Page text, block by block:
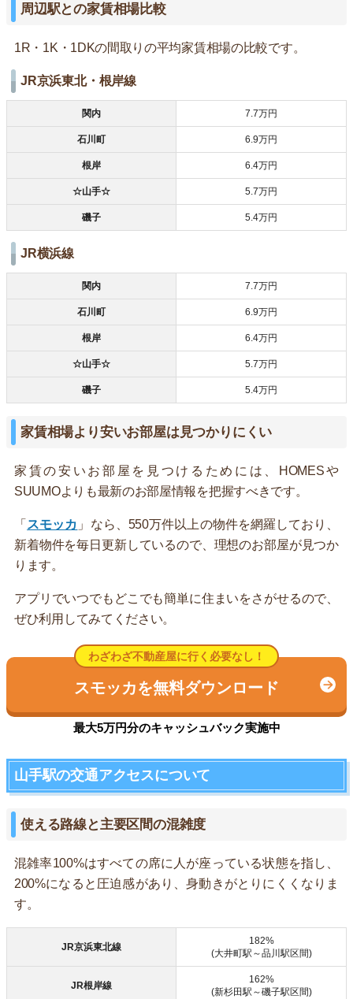
周辺駅との家賃相場比較
1R・1K・1DKの間取りの平均家賃相場の比較です。
JR京浜東北・根岸線
関内 7.7万円
石川町 6.9万円
根岸 6.4万円
☆山手☆ 5.7万円
磯子 5.4万円
JR横浜線
関内 7.7万円
石川町 6.9万円
根岸 6.4万円
☆山手☆ 5.7万円
磯子 5.4万円
家賃相場より安いお部屋は見つかりにくい
家賃の安いお部屋を見つけるためには、HOMESや
SUUMOよりも最新のお部屋情報を把握すべきです。
「 スモッカ 」なら、550万件以上の物件を網羅しており、
新着物件を毎日更新しているので、理想のお部屋が見つか
ります。
アプリでいつでもどこでも簡単に住まいをさがせるので、
ぜひ利用してみてください。
わざわざ不動産屋に行く必要なし！
スモッカを無料ダウンロード
最大5万円分のキャッシュバック実施中
山手駅の交通アクセスについて
使える路線と主要区間の混雑度
混雑率100%はすべての席に人が座っている状態を指し、
200%になると圧迫感があり、身動きがとりにくくなりま
す。
JR京浜東北線
182%
(大井町駅～品川駅区間)
JR根岸線
162%
(新杉田駅～磯子駅区間)